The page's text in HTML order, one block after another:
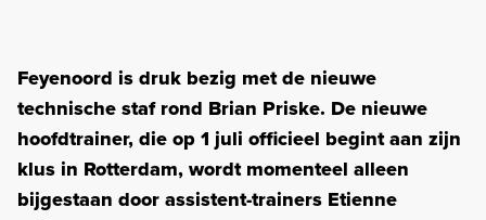
Feyenoord is druk bezig met de nieuwe
technische staf rond Brian Priske. De nieuwe
hoofdtrainer, die op 1 juli officieel begint aan zijn
klus in Rotterdam, wordt momenteel alleen
bijgestaan door assistent-trainers Etienne